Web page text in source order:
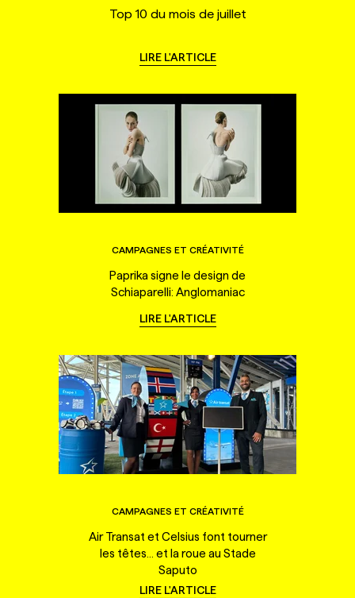
Top 10 du mois de juillet
LIRE L'ARTICLE
CAMPAGNES ET CRÉATIVITÉ
Paprika signe le design de
Schiaparelli: Anglomaniac
LIRE L'ARTICLE
CAMPAGNES ET CRÉATIVITÉ
Air Transat et Celsius font tourner
les têtes... et la roue au Stade
Saputo
LIRE L'ARTICLE